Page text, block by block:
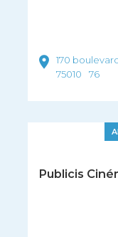
170
75010
76
Publicis